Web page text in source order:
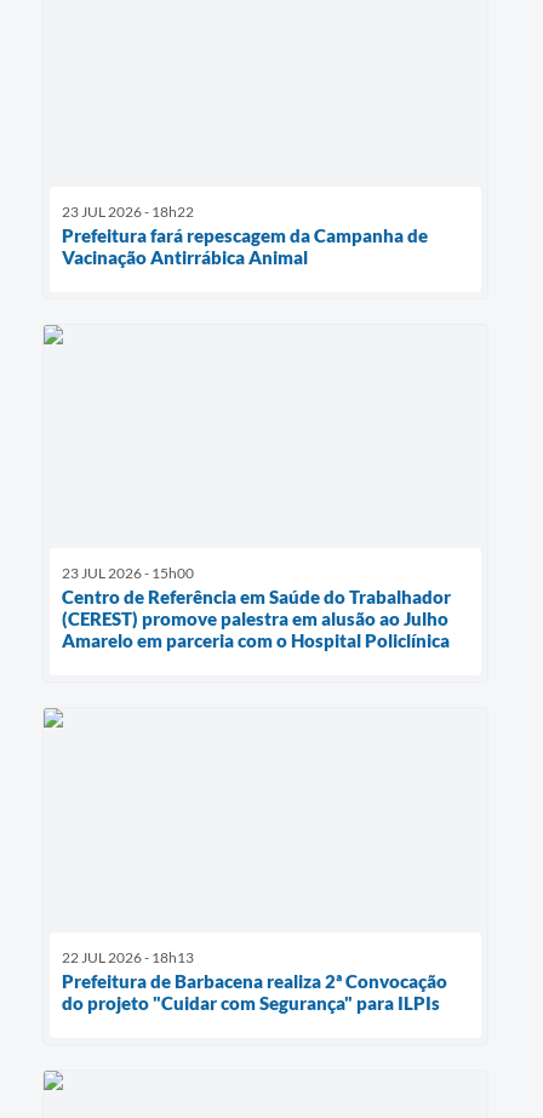
23 JUL 2026 - 18h22
Prefeitura fará repescagem da Campanha de
Vacinação Antirrábica Animal
23 JUL 2026 - 15h00
Centro de Referência em Saúde do Trabalhador
(CEREST) promove palestra em alusão ao Julho
Amarelo em parceria com o Hospital Policlínica
22 JUL 2026 - 18h13
Prefeitura de Barbacena realiza 2ª Convocação
do projeto "Cuidar com Segurança" para ILPIs